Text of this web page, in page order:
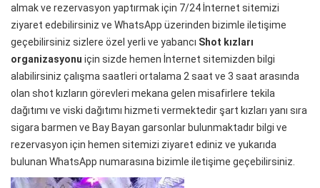
almak ve rezervasyon yaptırmak için 7/24 İnternet sitemizi
ziyaret edebilirsiniz ve WhatsApp üzerinden bizimle iletişime
geçebilirsiniz sizlere özel yerli ve yabancı Shot kızları
organizasyonu için sizde hemen İnternet sitemizden bilgi
alabilirsiniz çalışma saatleri ortalama 2 saat ve 3 saat arasında
olan shot kızların görevleri mekana gelen misafirlere tekila
dağıtımı ve viski dağıtımı hizmeti vermektedir şart kızları yanı sıra
sigara barmen ve Bay Bayan garsonlar bulunmaktadır bilgi ve
rezervasyon için hemen sitemizi ziyaret ediniz ve yukarıda
bulunan WhatsApp numarasına bizimle iletişime geçebilirsiniz.